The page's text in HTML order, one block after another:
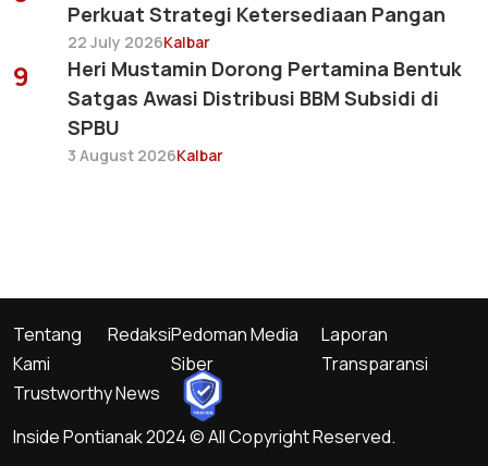
Perkuat Strategi Ketersediaan Pangan
22 July 2026Kalbar
9
Heri Mustamin Dorong Pertamina Bentuk
Satgas Awasi Distribusi BBM Subsidi di
SPBU
3 August 2026Kalbar
Inside Pontianak 2024 © All Copyright Reserved.
Trustworthy News
Tentang
Kami
RedaksiPedoman Media
Siber
Laporan
Transparansi